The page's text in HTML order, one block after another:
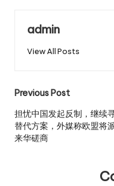
admin
View All Posts
Post
navigation
Previous Post
担忧中国发起反制，继续
替代方案，外媒称欧盟将
来华磋商